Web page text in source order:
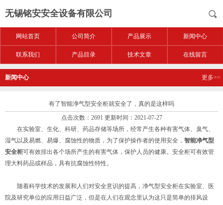
无锡铭安安全设备有限公司
网站首页 公司简介 产品展示 新闻中心
联系我们 产品目录 技术文章 在线留言
新闻中心 更多>>
有了智能净气型安全柜就安全了，真的是这样吗
点击次数：2691 更新时间：2021-07-27
在实验室、生化、科研、药品存储等场所，经常产生各种有害气体、臭气、
湿气以及易燃、易爆、腐蚀性的物质，为了保护操作者的使用安全， 智能净气型
安全柜可有效排出各个场所产生的有害气体，保护人员的健康。安全柜可有效管
理大料药品或样品，具有抗腐蚀性特性。
随着科学技术的发展和人们对安全意识的提高，净气型安全柜在实验室、医
院及研究单位的应用日益广泛，但是在人们在观念里认为这只是简单的排风设